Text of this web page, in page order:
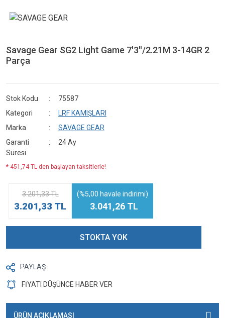
Savage Gear SG2 Light Game 7'3''/2.21M 3-14GR 2
Parça
Stok Kodu
75587
Kategori
LRF KAMIŞLARI
Marka
SAVAGE GEAR
Garanti
Süresi
24 Ay
* 451,74 TL den başlayan taksitlerle!
3.201,33 TL
3.201,33 TL
(%5,00 havale indirimi)
3.041,26 TL
STOKTA YOK
PAYLAŞ
FİYATI DÜŞÜNCE HABER VER
ÜRÜN AÇIKLAMASI